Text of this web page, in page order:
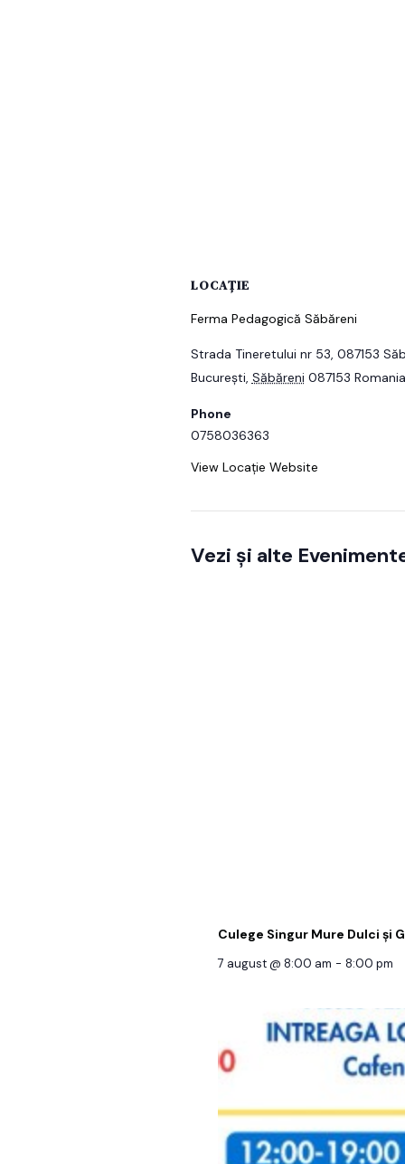
LOCAȚIE
Ferma Pedagogică Săbăreni
Strada Tineretului nr 53, 087153
București, Săbăreni 087153 Romania
Phone
0758036363
View Locație Website
Vezi și alte
Culege Singur Mure Dulci și
7 august @ 8:00 am - 8:00 pm